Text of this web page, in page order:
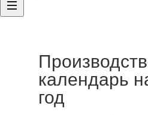
календарь
год